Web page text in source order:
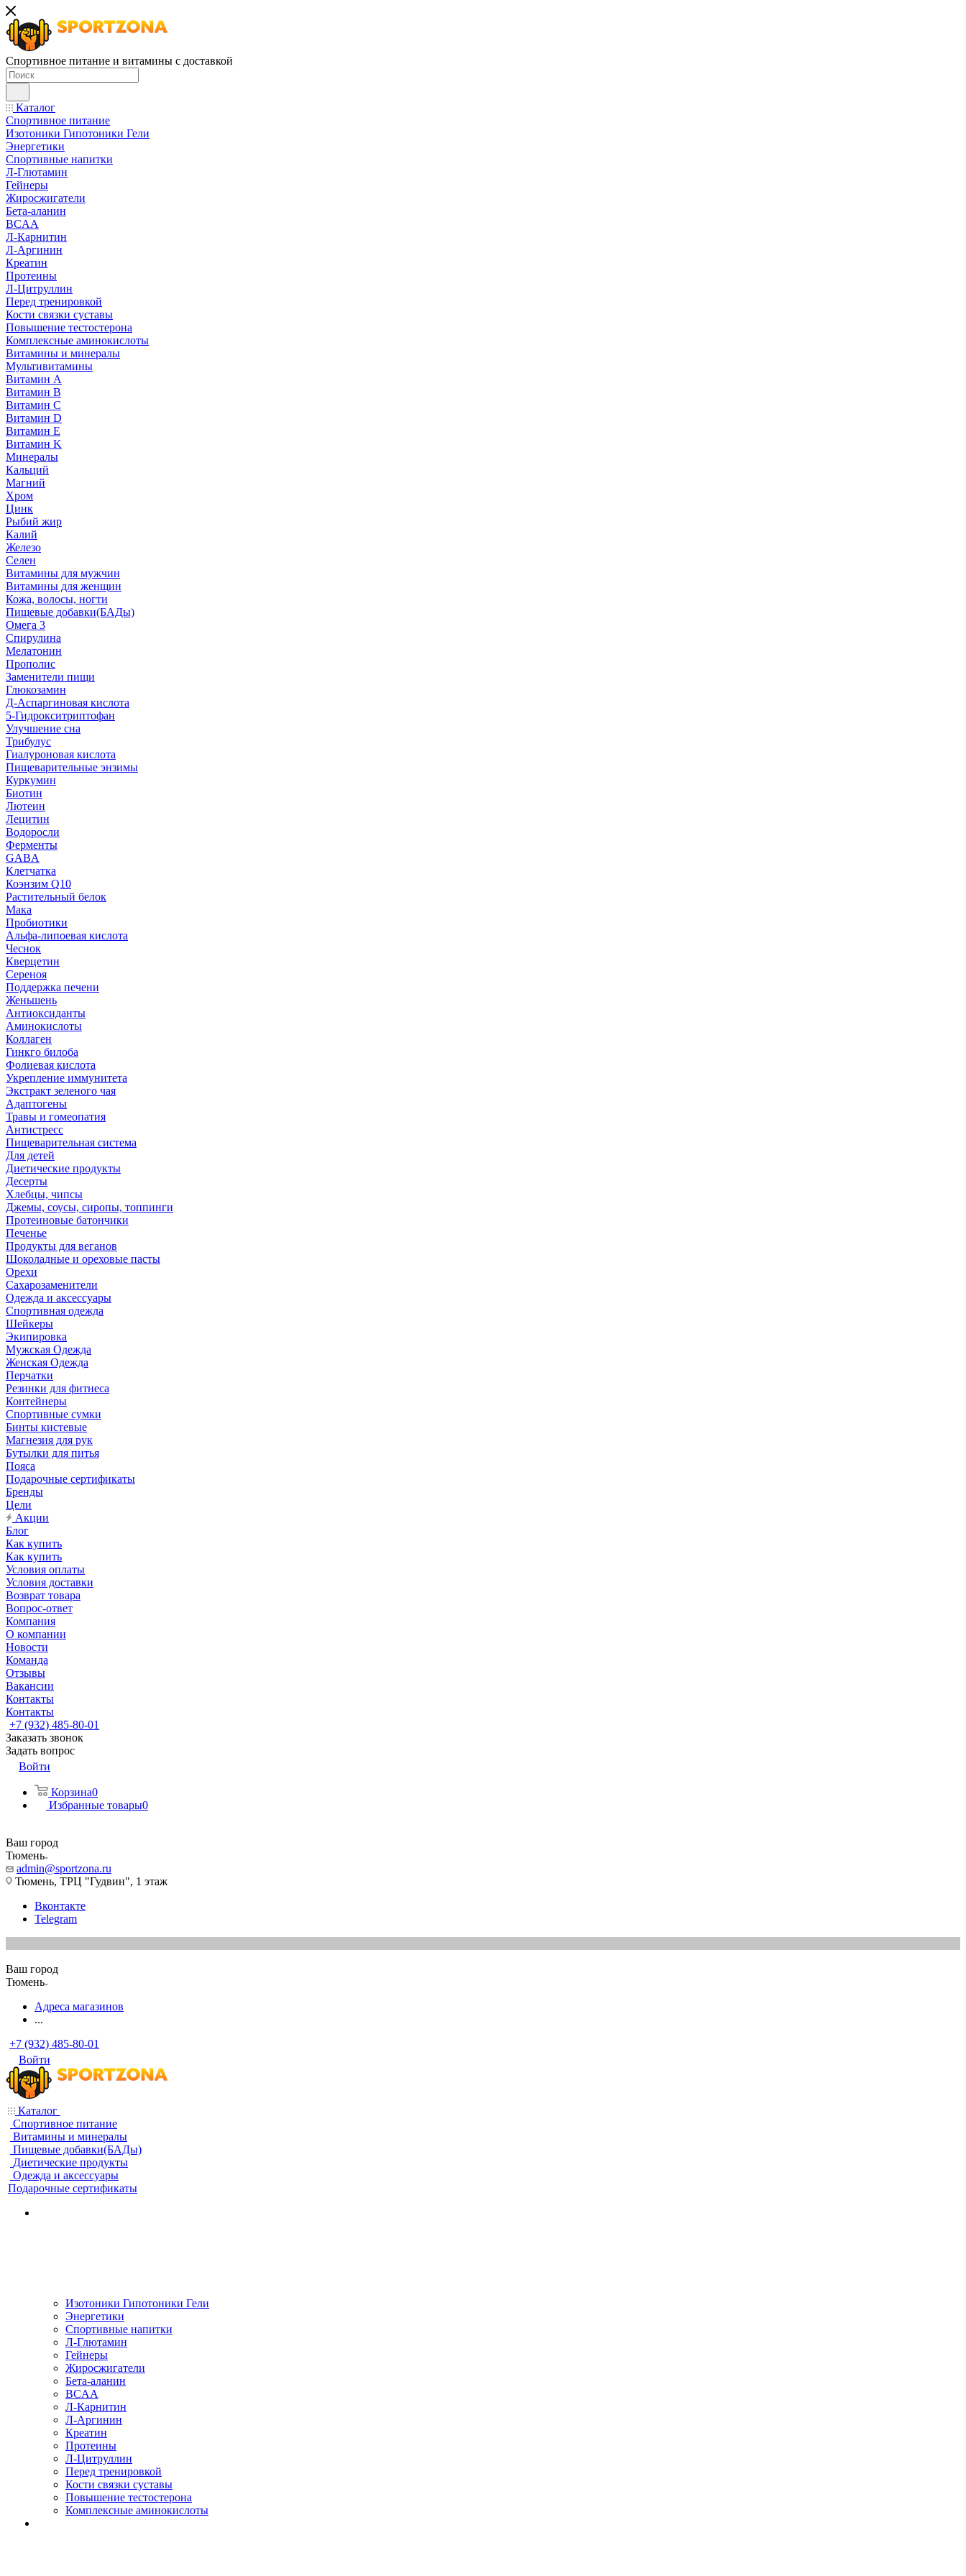
Спортивное питание и витамины с доставкой
Каталог
Спортивное питание
Изотоники Гипотоники Гели
Энергетики
Спортивные напитки
Л-Глютамин
Гейнеры
Жиросжигатели
Бета-аланин
BCAA
Л-Карнитин
Л-Аргинин
Креатин
Протеины
Л-Цитруллин
Перед тренировкой
Кости связки суставы
Повышение тестостерона
Комплексные аминокислоты
Витамины и минералы
Мультивитамины
Витамин A
Витамин B
Витамин C
Витамин D
Витамин E
Витамин K
Минералы
Кальций
Магний
Хром
Цинк
Рыбий жир
Калий
Железо
Селен
Витамины для мужчин
Витамины для женщин
Кожа, волосы, ногти
Пищевые добавки(БАДы)
Омега 3
Спирулина
Мелатонин
Прополис
Заменители пищи
Глюкозамин
Д-Аспаргиновая кислота
5-Гидрокситриптофан
Улучшение сна
Трибулус
Гиалуроновая кислота
Пищеварительные энзимы
Куркумин
Биотин
Лютеин
Лецитин
Водоросли
Ферменты
GABA
Клетчатка
Коэнзим Q10
Растительный белок
Мака
Пробиотики
Альфа-липоевая кислота
Чеснок
Кверцетин
Сереноя
Поддержка печени
Женьшень
Антиоксиданты
Аминокислоты
Коллаген
Гинкго билоба
Фолиевая кислота
Укрепление иммунитета
Экстракт зеленого чая
Адаптогены
Травы и гомеопатия
Антистресс
Пищеварительная система
Для детей
Диетические продукты
Десерты
Хлебцы, чипсы
Джемы, соусы, сиропы, топпинги
Протеиновые батончики
Печенье
Продукты для веганов
Шоколадные и ореховые пасты
Орехи
Сахарозаменители
Одежда и аксессуары
Спортивная одежда
Шейкеры
Экипировка
Мужская Одежда
Женская Одежда
Перчатки
Резинки для фитнеса
Контейнеры
Спортивные сумки
Бинты кистевые
Магнезия для рук
Бутылки для питья
Пояса
Подарочные сертификаты
Бренды
Цели
Акции
Блог
Как купить
Как купить
Условия оплаты
Условия доставки
Возврат товара
Вопрос-ответ
Компания
О компании
Новости
Команда
Отзывы
Вакансии
Контакты
Контакты
+7 (932) 485-80-01
Заказать звонок
Задать вопрос
Войти
Корзина0
Избранные товары0
Ваш город
Тюмень
admin@sportzona.ru
Тюмень, ТРЦ "Гудвин", 1 этаж
Вконтакте
Telegram
Ваш город
Тюмень
Адреса магазинов
...
+7 (932) 485-80-01
Войти
Каталог
Спортивное питание
Витамины и минералы
Пищевые добавки(БАДы)
Диетические продукты
Одежда и аксессуары
Подарочные сертификаты
Изотоники Гипотоники Гели
Энергетики
Спортивные напитки
Л-Глютамин
Гейнеры
Жиросжигатели
Бета-аланин
BCAA
Л-Карнитин
Л-Аргинин
Креатин
Протеины
Л-Цитруллин
Перед тренировкой
Кости связки суставы
Повышение тестостерона
Комплексные аминокислоты